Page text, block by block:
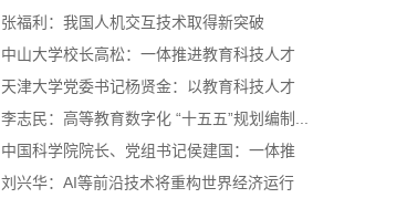
张福利：我国人机交互技术取得新突破
中山大学校长高松：一体推进教育科技人才
发...
天津大学党委书记杨贤金：以教育科技人才
一...
李志民：高等教育数字化 “十五五”规划编制...
中国科学院院长、党组书记侯建国：一体推
进...
刘兴华：AI等前沿技术将重构世界经济运行